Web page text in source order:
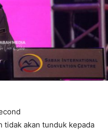
tidak akan tunduk kepada